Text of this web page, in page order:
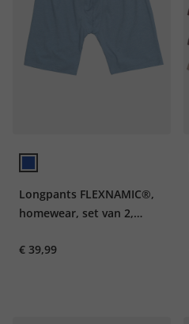
Longpants FLEXNAMIC®,
homewear, set van 2,
strepen
€ 39,99